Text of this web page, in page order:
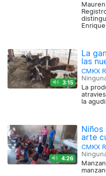
3:15
La
las
CMKX
La
la
4:26
Niños
arte
CMKX